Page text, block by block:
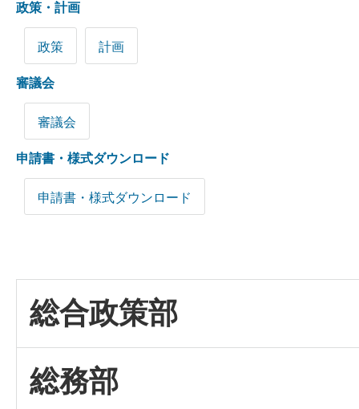
政策・計画
政策 計画
審議会
審議会
申請書・様式ダウンロード
申請書・様式ダウンロード
総合政策部
総務部